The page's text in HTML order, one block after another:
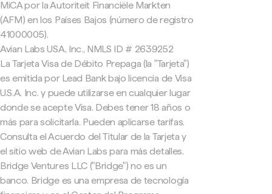
MiCA por la Autoriteit Financiële Markten
(AFM) en los Países Bajos (número de registro
41000005).
Avian Labs USA, Inc., NMLS ID # 2639252
La Tarjeta Visa de Débito Prepaga (la "Tarjeta")
es emitida por Lead Bank bajo licencia de Visa
U.S.A. Inc. y puede utilizarse en cualquier lugar
donde se acepte Visa. Debes tener 18 años o
más para solicitarla. Pueden aplicarse tarifas.
Consulta el Acuerdo del Titular de la Tarjeta y
el sitio web de Avian Labs para más detalles.
Bridge Ventures LLC ("Bridge") no es un
banco. Bridge es una empresa de tecnología